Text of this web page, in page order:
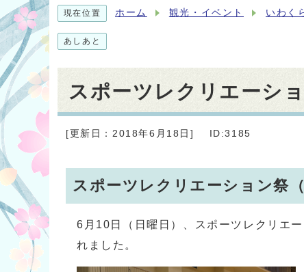
現在位置 ホーム 観光・イベント いわく
あしあと
スポーツレクリエーシ
[更新日：2018年6月18日] ID:3185
スポーツレクリエーション祭
6月10日（日曜日）、スポーツレクリエ
れました。